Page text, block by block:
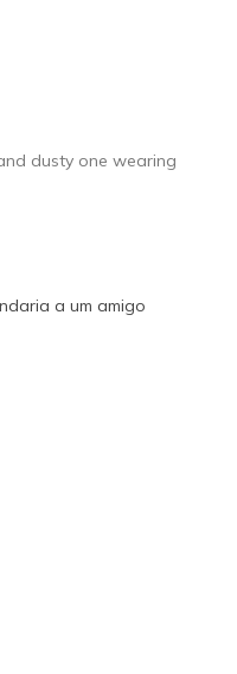
dusty one wearing
a um amigo